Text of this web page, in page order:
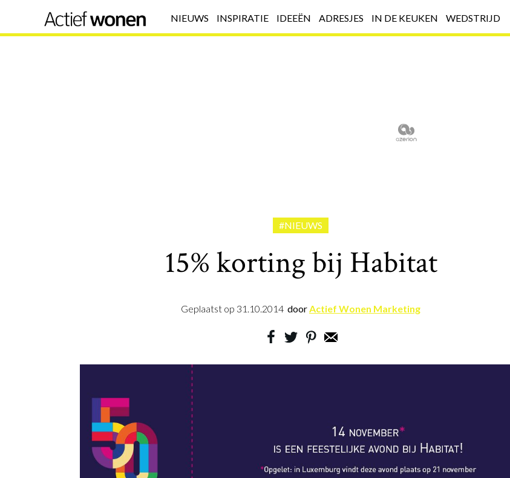
NIEUWS INSPIRATIE IDEEËN ADRESJES IN DE KEUKEN WEDSTRIJD
#NIEUWS
15% korting bij Habitat
Geplaatst op 31.10.2014 doorActief Wonen Marketing